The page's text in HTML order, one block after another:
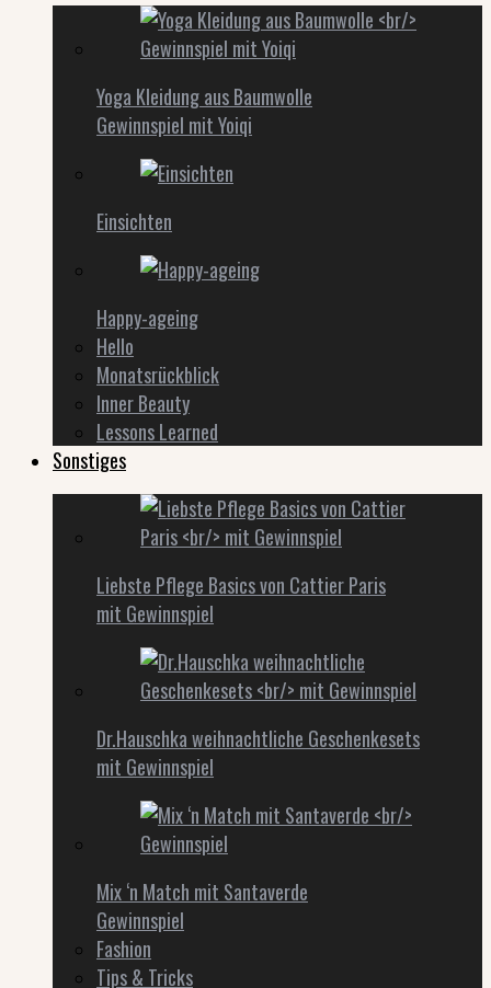
Yoga Kleidung aus Baumwolle
Gewinnspiel mit Yoiqi
Einsichten
Happy-ageing
Hello
Monatsrückblick
Inner Beauty
Lessons Learned
Sonstiges
Liebste Pflege Basics von Cattier Paris
mit Gewinnspiel
Dr.Hauschka weihnachtliche Geschenkesets
mit Gewinnspiel
Mix ‘n Match mit Santaverde
Gewinnspiel
Fashion
Tips & Tricks